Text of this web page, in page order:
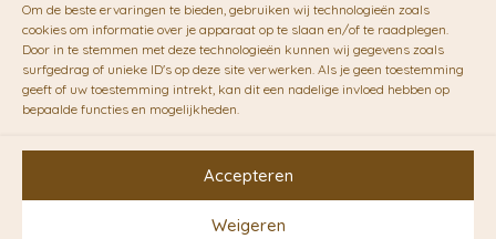
Om de beste ervaringen te bieden, gebruiken wij technologieën zoals
cookies om informatie over je apparaat op te slaan en/of te raadplegen.
Door in te stemmen met deze technologieën kunnen wij gegevens zoals
surfgedrag of unieke ID's op deze site verwerken. Als je geen toestemming
geeft of uw toestemming intrekt, kan dit een nadelige invloed hebben op
bepaalde functies en mogelijkheden.
Accepteren
Weigeren
RADIJS werkt samen met de duurzame bezorgdienst
vanFietskoeriers.nl. Pakketten (mits voorradig) voor
10.00 uur besteld op een doordeweekse dag,
bezorgen zij soms nog op dezelfde dag in de
avonduren! Brievenbuspakjes de volgende dag. En
waar mogelijk ook echt op de fiets!!